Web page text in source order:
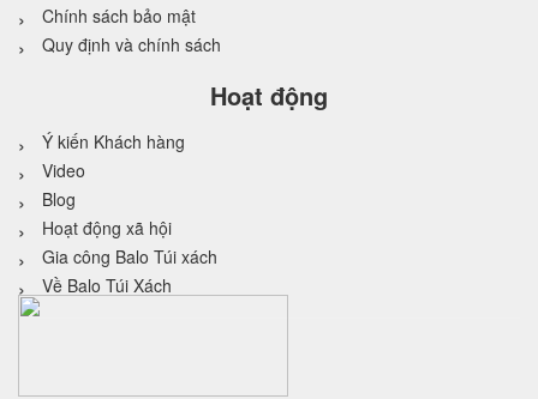
Chính sách bảo mật
Quy định và chính sách
Hoạt động
Ý kiến Khách hàng
Video
Blog
Hoạt động xã hội
Gia công Balo Túi xách
Về Balo Túi Xách